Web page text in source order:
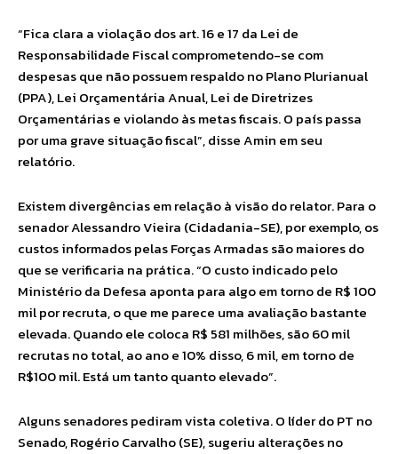
“Fica clara a violação dos art. 16 e 17 da Lei de
Responsabilidade Fiscal comprometendo-se com
despesas que não possuem respaldo no Plano Plurianual
(PPA), Lei Orçamentária Anual, Lei de Diretrizes
Orçamentárias e violando às metas fiscais. O país passa
por uma grave situação fiscal”, disse Amin em seu
relatório.
Existem divergências em relação à visão do relator. Para o
senador Alessandro Vieira (Cidadania-SE), por exemplo, os
custos informados pelas Forças Armadas são maiores do
que se verificaria na prática. “O custo indicado pelo
Ministério da Defesa aponta para algo em torno de R$ 100
mil por recruta, o que me parece uma avaliação bastante
elevada. Quando ele coloca R$ 581 milhões, são 60 mil
recrutas no total, ao ano e 10% disso, 6 mil, em torno de
R$100 mil. Está um tanto quanto elevado”.
Alguns senadores pediram vista coletiva. O líder do PT no
Senado, Rogério Carvalho (SE), sugeriu alterações no